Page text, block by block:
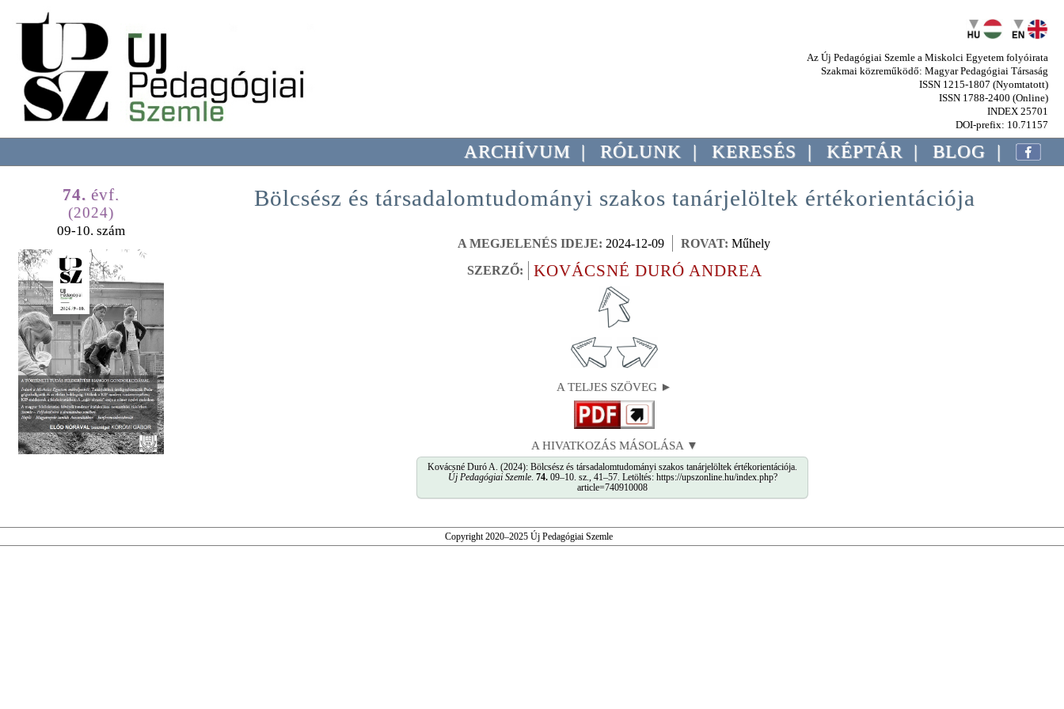
Az Új Pedagógiai Szemle a Miskolci Egyetem folyóirata
Szakmai közreműködő: Magyar Pedagógiai Társaság
ISSN 1215-1807 (Nyomtatott)
ISSN 1788-2400 (Online)
INDEX 25701
DOI-prefix: 10.71157
ARCHÍVUM | RÓLUNK | KERESÉS | KÉPTÁR | BLOG |
74. évf.
(2024)
09-10. szám
Bölcsész és társadalomtudományi szakos tanárjelöltek értékorientációja
A MEGJELENÉS IDEJE: 2024-12-09 ROVAT: Műhely
SZERZŐ:
KOVÁCSNÉ DURÓ ANDREA
A TELJES SZÖVEG ►
A HIVATKOZÁS MÁSOLÁSA ▼
Kovácsné Duró A. (2024): Bölcsész és társadalomtudományi szakos tanárjelöltek értékorientációja.
Új Pedagógiai Szemle. 74.09–10. sz., 41–57. Letöltés: https://upszonline.hu/index.php?
article=740910008
Copyright 2020–2025 Új Pedagógiai Szemle